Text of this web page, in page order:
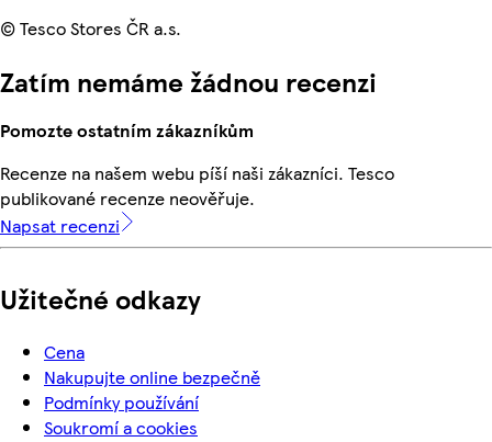
© Tesco Stores ČR a.s.
Zatím nemáme žádnou recenzi
Pomozte ostatním zákazníkům
Recenze na našem webu píší naši zákazníci. Tesco
publikované recenze neověřuje.
Napsat recenzi
Užitečné odkazy
Cena
Nakupujte online bezpečně
Podmínky používání
Soukromí a cookies